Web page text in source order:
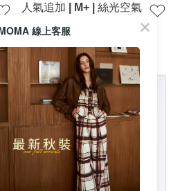
人氣追加 | M+ | 絲光空氣
感立體抓褶V領上衣-深藍
NT$1,480
線上客服